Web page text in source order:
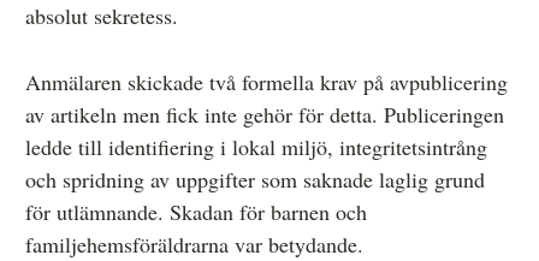
absolut sekretess.
Anmälaren skickade två formella krav på avpublicering
av artikeln men fick inte gehör för detta. Publiceringen
ledde till identifiering i lokal miljö, integritetsintrång
och spridning av uppgifter som saknade laglig grund
för utlämnande. Skadan för barnen och
familjehemsföräldrarna var betydande.